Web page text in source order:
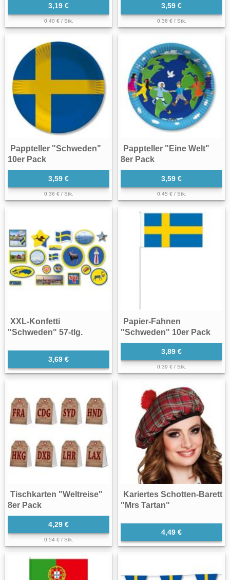
3,19 €
0,40 € / Stk.
3,59 €
0,36 € / Stk.
Pappteller "Schweden"
10er Pack
3,59 €
0,36 € / Stk.
Pappteller "Eine Welt"
8er Pack
3,59 €
0,45 € / Stk.
XXL-Konfetti
"Schweden" 57-tlg.
3,69 €
Papier-Fahnen
"Schweden" 10er Pack
3,89 €
0,39 € / Stk.
Tischkarten "Weltreise"
8er Pack
4,29 €
0,54 € / Stk.
Kariertes Schotten-Barett
"Mrs Tartan"
4,49 €